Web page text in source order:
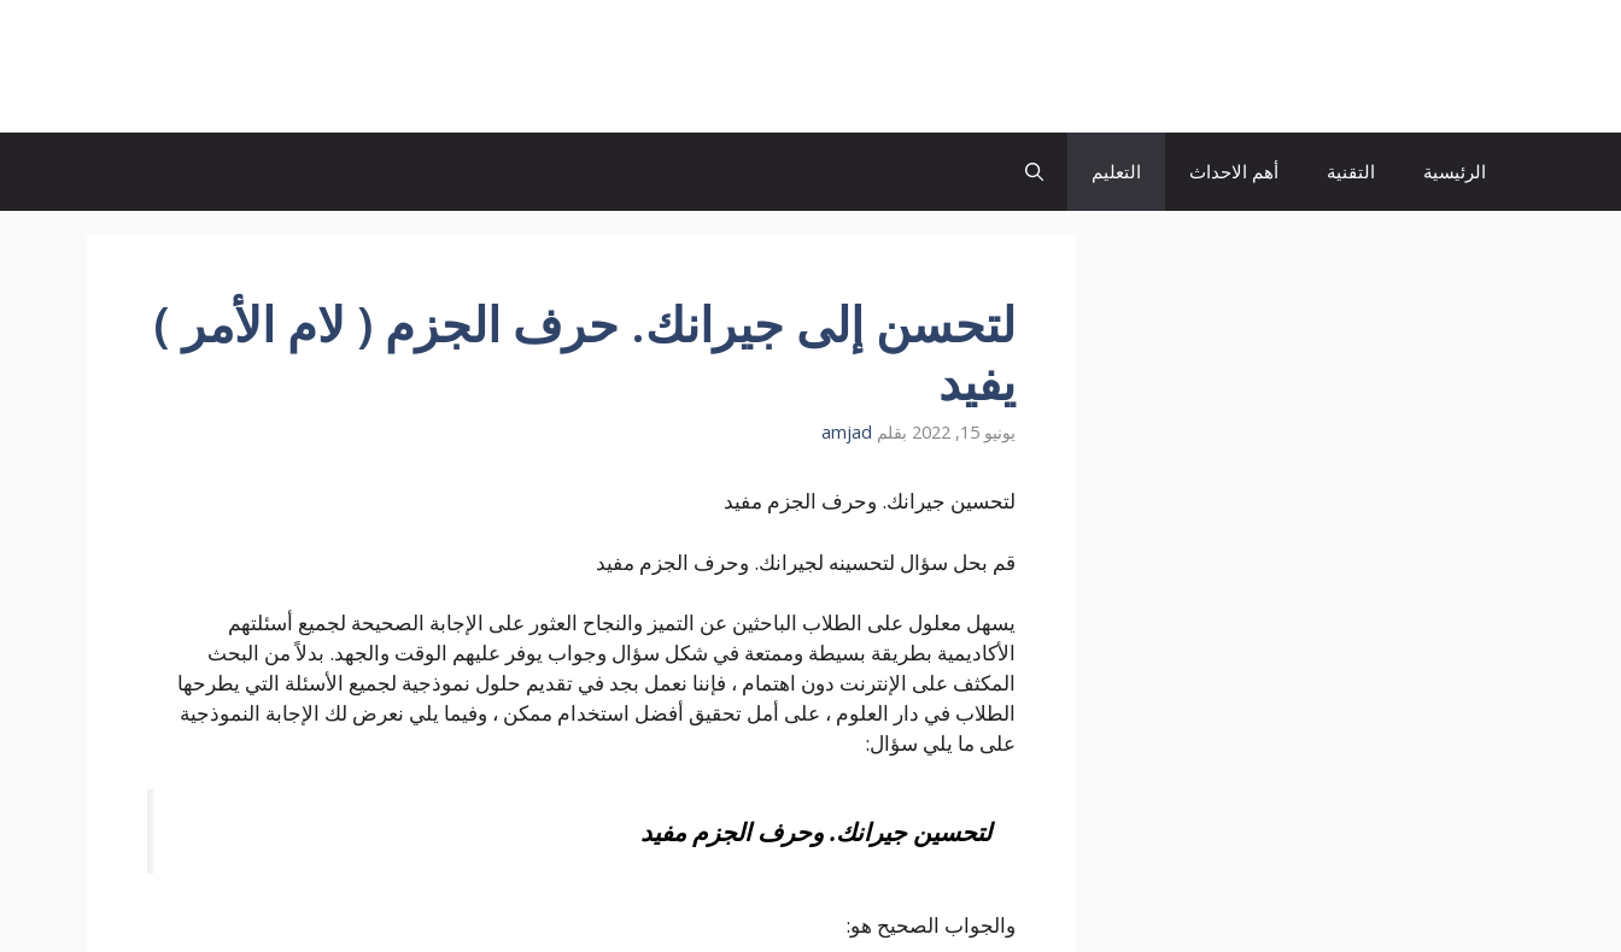
الرئيسية التقنية أهم الاحداث التعليم
لتحسن إلى جيرانك. حرف الجزم ( لام الأمر )
يفيد
يونيو 15, 2022 بقلم amjad
لتحسين جيرانك. وحرف الجزم مفيد
قم بحل سؤال لتحسينه لجيرانك. وحرف الجزم مفيد
يسهل معلول على الطلاب الباحثين عن التميز والنجاح العثور على الإجابة الصحيحة لجميع أسئلتهم
الأكاديمية بطريقة بسيطة وممتعة في شكل سؤال وجواب يوفر عليهم الوقت والجهد. بدلاً من البحث
المكثف على الإنترنت دون اهتمام ، فإننا نعمل بجد في تقديم حلول نموذجية لجميع الأسئلة التي يطرحها
الطلاب في دار العلوم ، على أمل تحقيق أفضل استخدام ممكن ، وفيما يلي نعرض لك الإجابة النموذجية
على ما يلي سؤال:
لتحسين جيرانك. وحرف الجزم مفيد
والجواب الصحيح هو: